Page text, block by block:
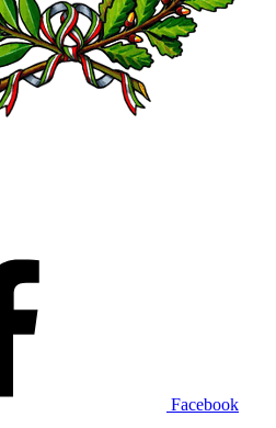
Facebook